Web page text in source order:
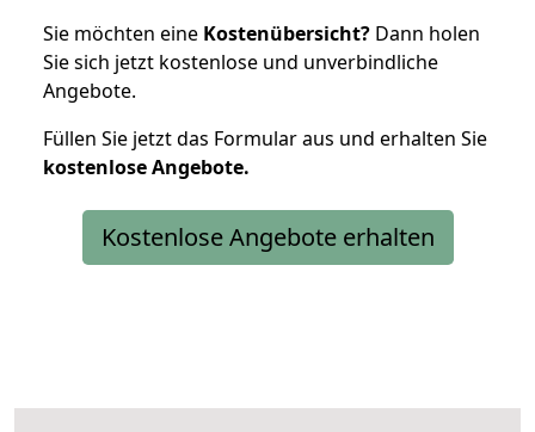
Sie möchten eine Kostenübersicht? Dann holen
Sie sich jetzt kostenlose und unverbindliche
Angebote.
Füllen Sie jetzt das Formular aus und erhalten Sie
kostenloseAngebote.
Kostenlose Angebote erhalten